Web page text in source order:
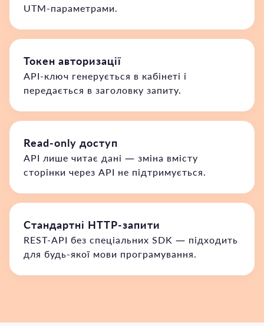
UTM-параметрами.
Токен авторизації
API-ключ генерується в кабінеті і
передається в заголовку запиту.
Read-only доступ
API лише читає дані — зміна вмісту
сторінки через API не підтримується.
Стандартні HTTP-запити
REST-API без спеціальних SDK — підходить
для будь-якої мови програмування.